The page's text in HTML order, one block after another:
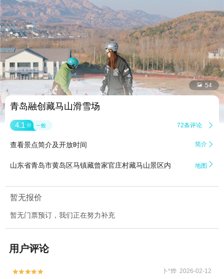
 54
青岛融创藏马山滑雪场
4.1 分 一般 72条评论 
查看景点简介及开放时间 简介 
山东省青岛市黄岛区马镇藏曾家官庄村藏马山景区内 地图 
暂无报价
暂无门票预订，我们正在努力补充
用户评论

 卜*烨 2026-02-12
